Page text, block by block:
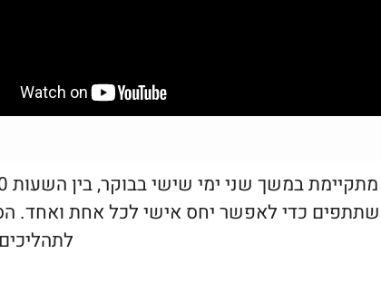
כדי לאפשר יחס אישי לכל אחת ואחד.